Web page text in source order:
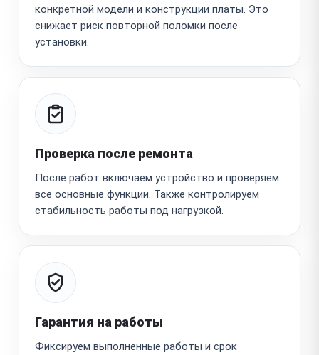
конкретной модели и конструкции платы. Это
снижает риск повторной поломки после
установки.
Проверка после ремонта
После работ включаем устройство и проверяем
все основные функции. Также контролируем
стабильность работы под нагрузкой.
Гарантия на работы
Фиксируем выполненные работы и срок